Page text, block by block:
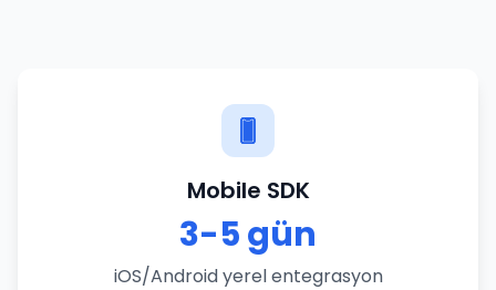
Mobile SDK
3-5 gün
iOS/Android yerel entegrasyon